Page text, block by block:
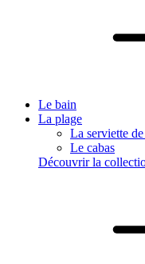
Le bain
La plage
La serviette
Le cabas
Découvrir la